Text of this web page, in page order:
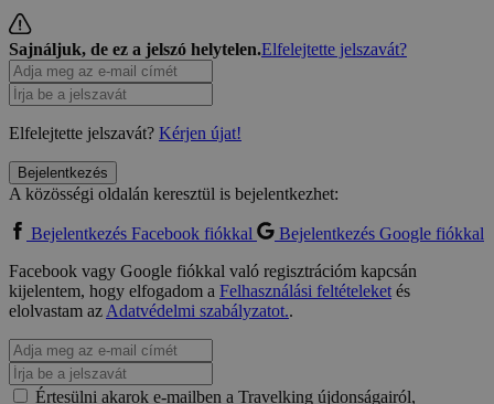
Sajnáljuk, de ez a jelszó helytelen.Elfelejtette jelszavát?
Elfelejtette jelszavát? Kérjen újat!
Bejelentkezés
A közösségi oldalán keresztül is bejelentkezhet:
Bejelentkezés Facebook fiókkal
Bejelentkezés Google fiókkal
Facebook vagy Google fiókkal való regisztrációm kapcsán
kijelentem, hogy elfogadom a Felhasználási feltételeketés
elolvastam azAdatvédelmi szabályzatot..
Értesülni akarok e-mailben a Travelking újdonságairól,